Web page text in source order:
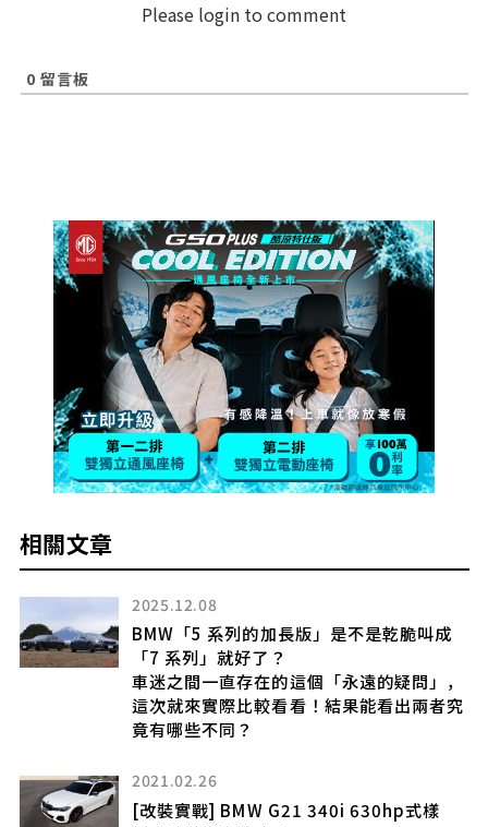
Please login to comment
0 留言板
相關文章
2025.12.08
BMW「5 系列的加長版」是不是乾脆叫成
「7 系列」就好了？
車迷之間一直存在的這個「永遠的疑問」，
這次就來實際比較看看！結果能看出兩者究
竟有哪些不同？
2021.02.26
[改裝實戰] BMW G21 340i 630hp式樣